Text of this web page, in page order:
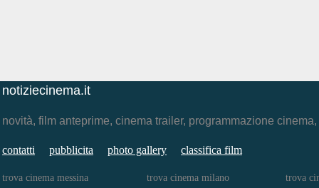
notiziecinema.it
novità, film anteprime, cinema trailer, programmazione
contatti pubblicita photo gallery classifica film
trova cinema messina trova cinema milano trova